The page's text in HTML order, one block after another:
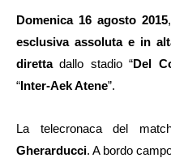
Domenica 16 agosto 2015,
esclusiva assoluta e in
direttadallo stadio “Del
“Inter-Aek Atene”.
La telecronaca del
Gherarducci. A bordo